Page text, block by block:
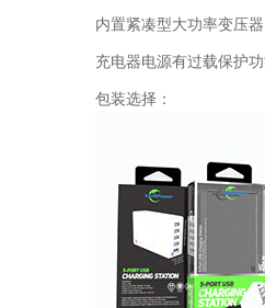
内置紧凑型大功率变压
充电器电源有过载保护
包装选择：